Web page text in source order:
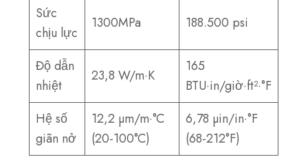
Sức
chịu lực
1300MPa 188.500 psi
Độ dẫn
nhiệt
23,8 W/m·K
165
BTU·in/giờ·ft²·°F
Hệ số
giãn nở
12,2 µm/m·°C
(20-100°C)
6,78 µin/in·°F
(68-212°F)